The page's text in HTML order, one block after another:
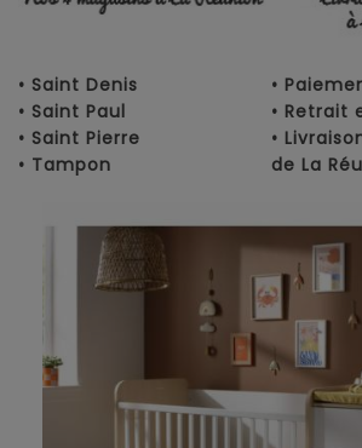
• Saint Denis
• Saint Paul
• Saint Pierre
• Tampon
•
• Retrait
•
de La